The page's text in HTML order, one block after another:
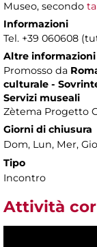
Museo, secondo
Informazioni
Tel. +39 060608
Altre informazioni
Promosso da
culturale -
Servizi museali
Zètema Progetto
Giorni di chiusura
Dom, Lun, Mer,
Tipo
Incontro
Attività